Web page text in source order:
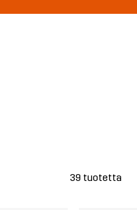
39 tuotetta